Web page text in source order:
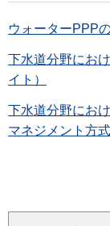
ウォーターPPP
下水道分野にお
イト）
下水道分野にお
マネジメント方